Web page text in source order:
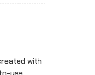
with
use,